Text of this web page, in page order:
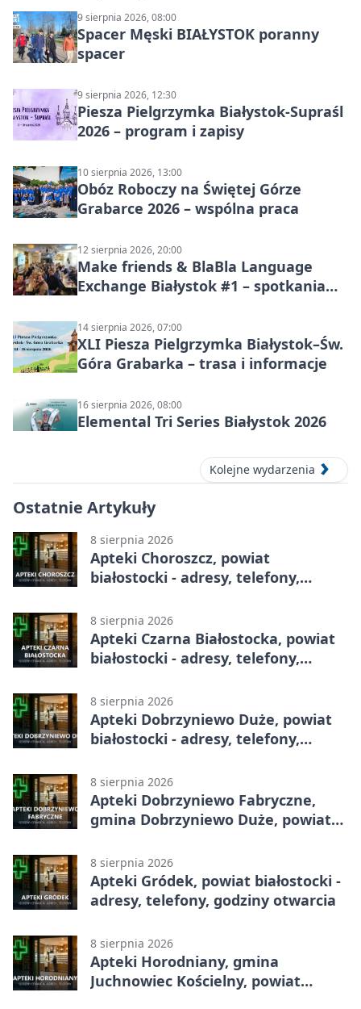
9 sierpnia 2026, 08:00
Spacer Męski BIAŁYSTOK poranny
spacer
9 sierpnia 2026, 12:30
Piesza Pielgrzymka Białystok-Supraśl
2026 – program i zapisy
10 sierpnia 2026, 13:00
Obóz Roboczy na Świętej Górze
Grabarce 2026 – wspólna praca
12 sierpnia 2026, 20:00
Make friends & BlaBla Language
Exchange Białystok #1 – spotkania
14 sierpnia 2026, 07:00
XLI Piesza Pielgrzymka Białystok–Św.
Góra Grabarka – trasa i informacje
16 sierpnia 2026, 08:00
Elemental Tri Series Białystok 2026
Kolejne wydarzenia
Ostatnie Artykuły
8 sierpnia 2026
Apteki Choroszcz, powiat
białostocki - adresy, telefony,
8 sierpnia 2026
Apteki Czarna Białostocka, powiat
białostocki - adresy, telefony,
8 sierpnia 2026
Apteki Dobrzyniewo Duże, powiat
białostocki - adresy, telefony,
8 sierpnia 2026
Apteki Dobrzyniewo Fabryczne,
gmina Dobrzyniewo Duże, powiat
godziny otwarcia
8 sierpnia 2026
Apteki Gródek, powiat białostocki -
adresy, telefony, godziny otwarcia
8 sierpnia 2026
Apteki Horodniany, gmina
Juchnowiec Kościelny, powiat